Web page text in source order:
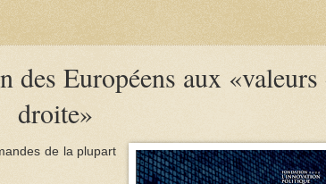
Européens aux «valeurs
droite»
de la plupart